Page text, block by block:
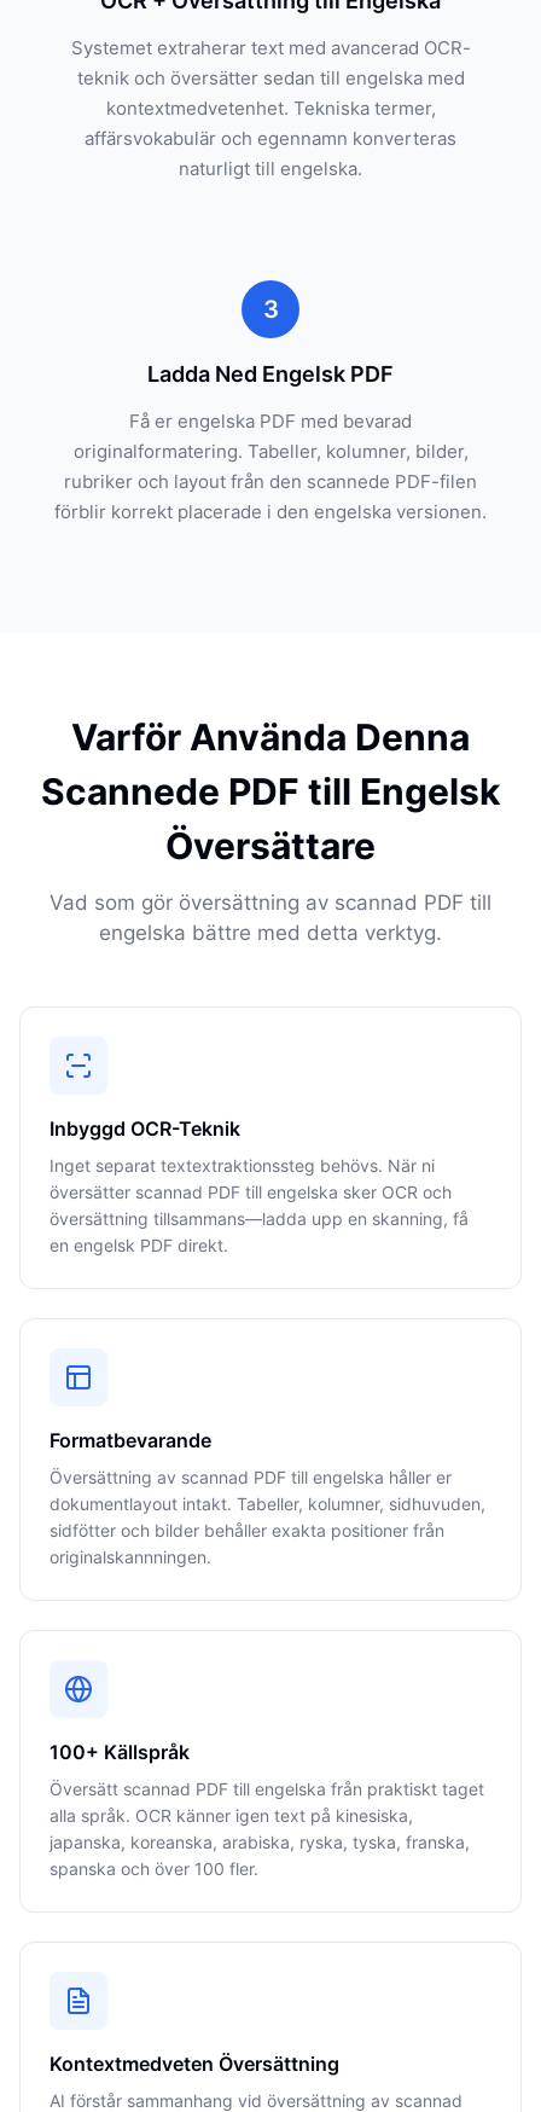
Systemet extraherar text med avancerad OCR-
teknik och översätter sedan till engelska med
kontextmedvetenhet. Tekniska termer,
affärsvokabulär och egennamn konverteras
naturligt till engelska.
3
Ladda Ned Engelsk PDF
Få er engelska PDF med bevarad
originalformatering. Tabeller, kolumner, bilder,
rubriker och layout från den scannede PDF-filen
förblir korrekt placerade i den engelska versionen.
Varför Använda Denna
Scannede PDF till Engelsk
Översättare
Vad som gör översättning av scannad PDF till
engelska bättre med detta verktyg.
Inbyggd OCR-Teknik
Inget separat textextraktionssteg behövs. När ni
översätter scannad PDF till engelska sker OCR och
översättning tillsammans—ladda upp en skanning, få
en engelsk PDF direkt.
Formatbevarande
Översättning av scannad PDF till engelska håller er
dokumentlayout intakt. Tabeller, kolumner, sidhuvuden,
sidfötter och bilder behåller exakta positioner från
originalskannningen.
100+ Källspråk
Översätt scannad PDF till engelska från praktiskt taget
alla språk. OCR känner igen text på kinesiska,
japanska, koreanska, arabiska, ryska, tyska, franska,
spanska och över 100 fler.
Kontextmedveten Översättning
AI förstår sammanhang vid översättning av scannad